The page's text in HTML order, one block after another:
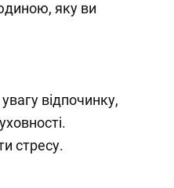
яку ви
відпочинку,
стресу.